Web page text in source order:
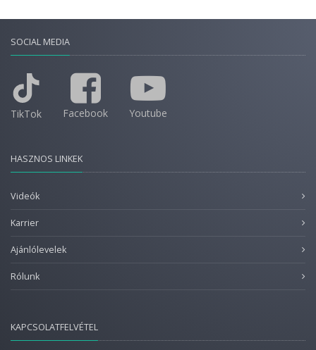
SOCIAL MEDIA
TikTok Facebook Youtube
HASZNOS LINKEK
Videók
Karrier
Ajánlólevelek
Rólunk
KAPCSOLATFELVÉTEL